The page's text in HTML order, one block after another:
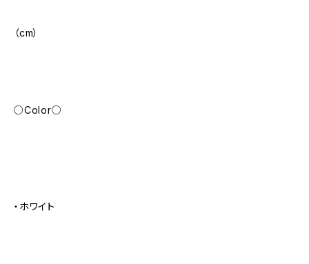
（cm）
○Color○
・ホワイト